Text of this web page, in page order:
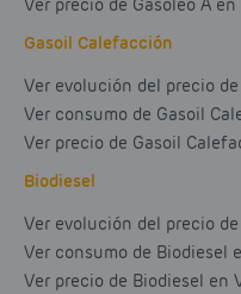
Ver precio de Gasóleo A
Gasoil Calefacción
Ver evolución del precio
Ver consumo de Gasoil
Ver precio de Gasoil
Biodiesel
Ver evolución del precio
Ver consumo de Biodiesel
Ver precio de Biodiesel en